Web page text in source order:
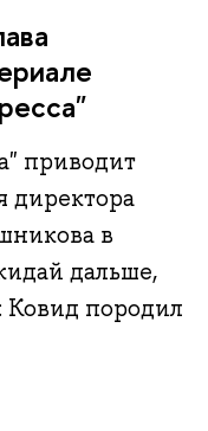
приводит
директора
в
дальше,
Ковид породил